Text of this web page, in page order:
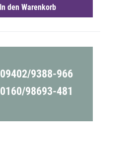
In den Warenkorb
09402/9388-966
0160/98693-481